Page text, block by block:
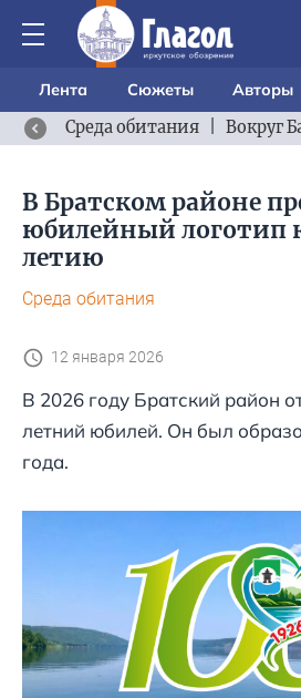
Лента Сюжеты Авторы
Среда обитания
Вокруг
В Братском районе
юбилейный логотип
летию
Среда обитания
12 января 2026
В 2026 году Братский район
летний юбилей. Он был
года.